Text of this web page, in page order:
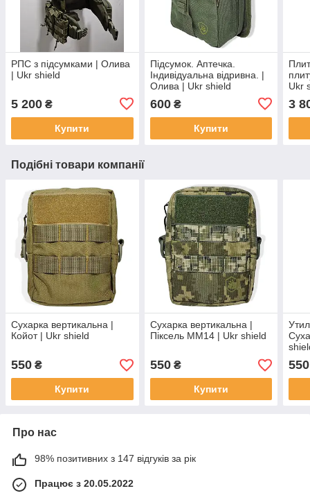
РПС з підсумками | Олива
| Ukr shield
5 200 ₴
Купити
Підсумок. Аптечка.
Індивідуальна відривна. |
Олива | Ukr shield
600₴
Купити
Ukr
3
Подібні товари компанії
Сухарка вертикальна |
Койот | Ukr shield
550 ₴
Купити
Сухарка вертикальна |
Піксель ММ14 | Ukr shield
550₴
Купити
550
Про нас
98% позитивних з 147 відгуків за рік
Працює з 20.05.2022